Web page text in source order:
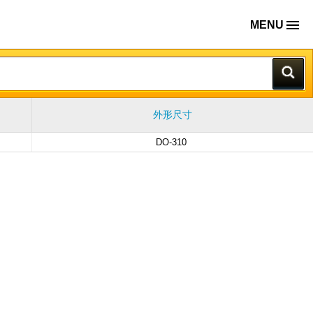
MENU
外形尺寸
DO-310